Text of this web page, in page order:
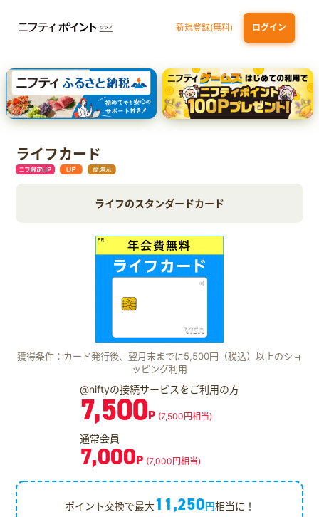
新規登録(無料) ログイン
三井住友カード ゴールド（NL）（家族カード発行） dカード GOLD
【実質初月無料】DMM | Disney+(ディズニープラス) セットプラン
SBI証券 確定拠出年金（iDeCo）
ライフカード
ライフのスタンダードカード
獲得条件：カード発行後、翌月末までに5,500円（税込）以上のショ
ッピング利用
@niftyの接続サービスをご利用の方
7,500P (7,500円相当)
通常会員
7,000P (7,000円相当)
ポイント交換で最大11,250円相当に！